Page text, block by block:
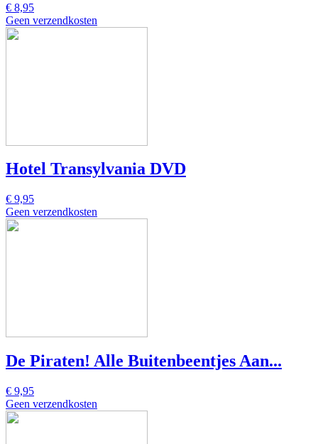
€ 8,95
Geen verzendkosten
Hotel Transylvania DVD
€ 9,95
Geen verzendkosten
De Piraten! Alle Buitenbeentjes Aan...
€ 9,95
Geen verzendkosten